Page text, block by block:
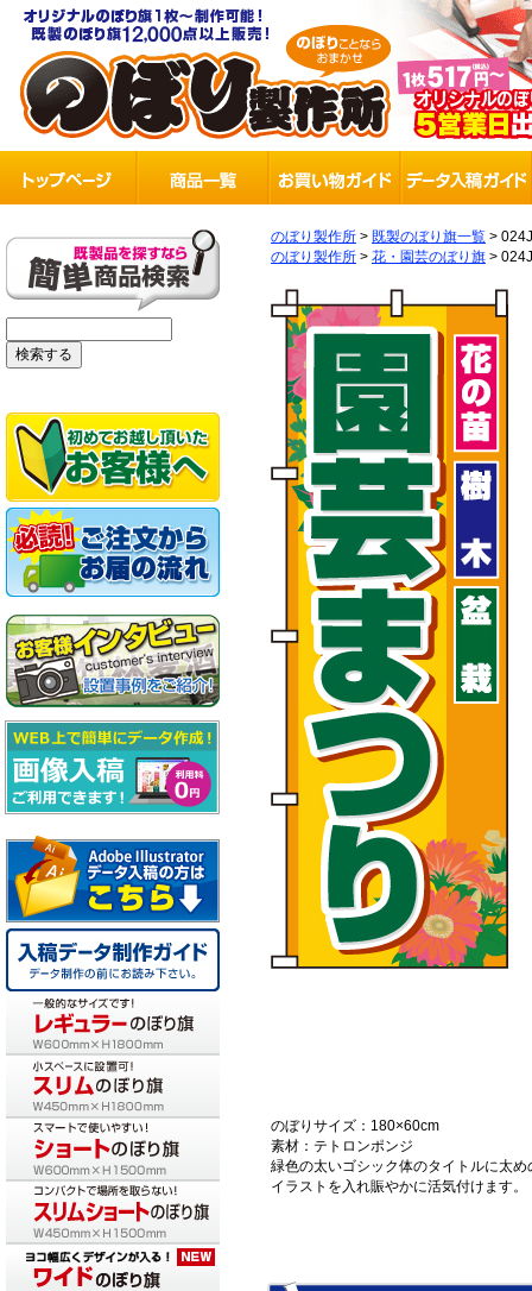
のぼり製作所 > 既製のぼり旗一覧 >
のぼり製作所 > 花・園芸のぼり旗 >
のぼりサイズ：180×60cm
素材：テトロンポンジ
緑色の太いゴシック体のタイトルに太
イラストを入れ賑やかに活気付けます